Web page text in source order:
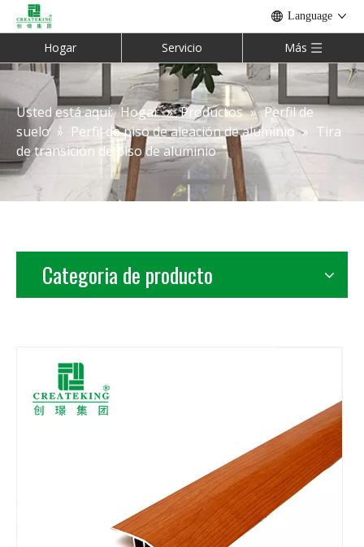
Language
Hogar Servicio Más
Usted está aquí: Hogar » Productos » Perfil de
suelo » Perfil de piso de aleación de aluminio » Tira
de transición de piso de aluminio
Categoria de producto